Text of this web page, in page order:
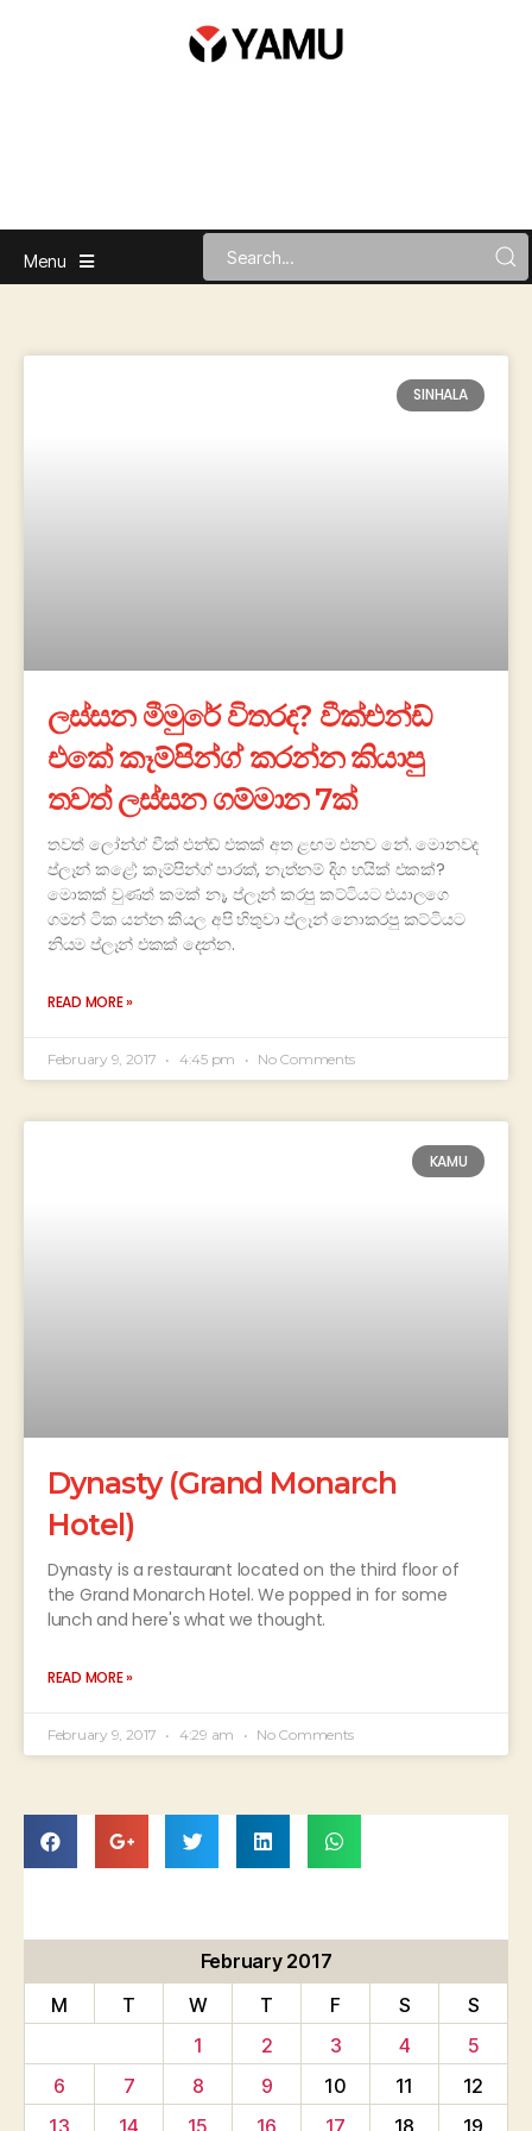
Menu
SINHALA
ලස්සන මීමුරේ විතරද? වීක්එන්ඩ්
එකේ කෑම්පින්ග් කරන්න කියාපු
තවත් ලස්සන ගම්මාන 7ක්
තවත් ලෝන්ග් වීක් එන්ඩ් එකක් අත ළඟම එනව නේ. මොනවද
ප්ලෑන් කළේ; කෑම්පින්ග් පාරක්, නැත්නම් දිග හයික් එකක්?
මොකක් වුණත් කමක් නෑ, ප්ලෑන් කරපු කට්ටියට එයාලගෙ
ගමන් ටික යන්න කියල අපි හිතුවා ප්ලෑන් නොකරපු කට්ටියට
නියම ප්ලෑන් එකක් දෙන්න.
READ MORE »
February 9, 2017 4:45 pm No Comments
KAMU
Dynasty (Grand Monarch
Hotel)
Dynasty is a restaurant located on the third floor of
the Grand Monarch Hotel. We popped in for some
lunch and here's what we thought.
READ MORE »
February 9, 2017 4:29 am No Comments
February 2017
M
T W T F S
S
1
2 3 4
5
6
7 8 9 10 11
12
13
14 15 16 17 18 19